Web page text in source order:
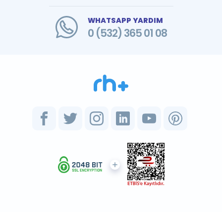
WHATSAPP YARDIM
0 (532) 365 01 08